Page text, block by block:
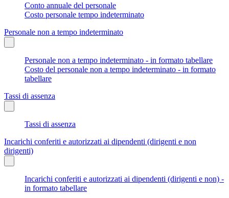
Conto annuale del personale
Costo personale tempo indeterminato
Personale non a tempo indeterminato
Personale non a tempo indeterminato - in formato tabellare
Costo del personale non a tempo indeterminato - in formato
tabellare
Tassi di assenza
Tassi di assenza
Incarichi conferiti e autorizzati ai dipendenti (dirigenti e non
dirigenti)
Incarichi conferiti e autorizzati ai dipendenti (dirigenti e non) -
in formato tabellare